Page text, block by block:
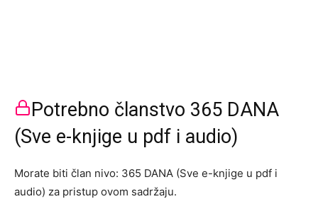
Potrebno članstvo 365 DANA
(Sve e-knjige u pdf i audio)
Morate biti član nivo: 365 DANA (Sve e-knjige u pdf i
audio) za pristup ovom sadržaju.